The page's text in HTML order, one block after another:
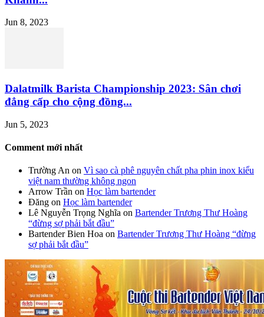
Jun 8, 2023
Dalatmilk Barista Championship 2023: Sân chơi
đẳng cấp cho cộng đồng...
Jun 5, 2023
Comment mới nhất
Trường An on Vì sao cà phê nguyên chất pha phin inox kiểu
việt nam thường không ngon
Arrow Trần on Học làm bartender
Đăng on Học làm bartender
Lê Nguyễn Trọng Nghĩa on Bartender Trương Thư Hoàng
“đừng sợ phải bắt đầu”
Bartender Bien Hoa on Bartender Trương Thư Hoàng “đừng
sợ phải bắt đầu”